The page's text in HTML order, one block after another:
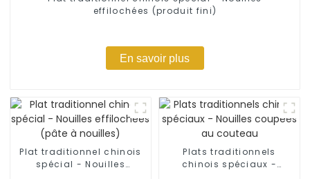
effilochées (produit fini)
En savoir plus
Plat traditionnel chinois
spécial - Nouilles
Plats traditionnels
chinois spéciaux -